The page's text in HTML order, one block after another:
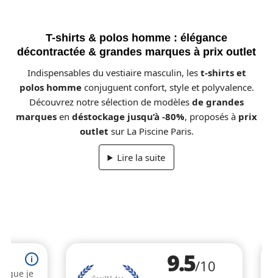
T-shirts & polos homme : élégance
décontractée & grandes marques à prix outlet
Indispensables du vestiaire masculin, les t-shirts et
polos hommeconjuguent confort, style et polyvalence.
Découvrez notre sélection de modèles de grandes
marques en déstockage jusqu’à -80%, proposés à prix
outlet sur La Piscine Paris.
Lire la suite